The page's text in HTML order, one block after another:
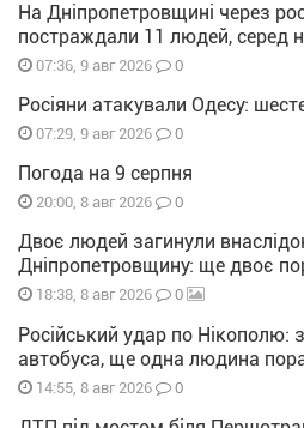
На Дніпропетровщині через
постраждали 11 людей, серед
07:36, 9 авг 2026 0
Росіяни атакували Одесу:
07:29, 9 авг 2026 0
Погода на 9 серпня
20:00, 8 авг 2026 0
Двоє людей загинули
Дніпропетровщину: ще двоє
18:38, 8 авг 2026 0
Російський удар по Нікополю:
автобуса, ще одна людина
14:55, 8 авг 2026 0